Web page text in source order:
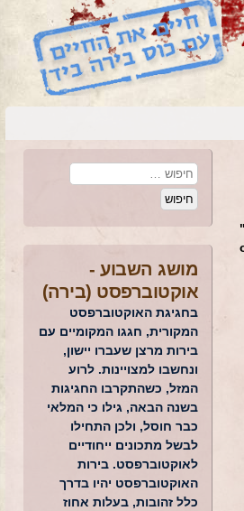
מושג השבוע -
אוקטוברפסט (בירה)
בחגיגת האוקטוברפסט
המקורית, חגגו המקומיים עם
בירות מרצן שעברו יישון,
ונחשבו למצויינות. לרוע
המזל, כשהתקרבו החגיגות
בשנה הבאה, גילו כי המלאי
כבר חוסל, ולכן התחילו
לבשל מתכונים ייחודיים
לאוקטוברפסט. בירות
האוקטוברפסט יהיו בדרך
כלל זהובות, בעלות אחוז